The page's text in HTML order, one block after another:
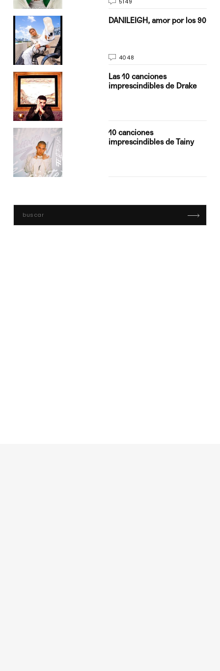
DANILEIGH, amor por los 90
4048
Las 10 canciones
imprescindibles de Drake
10 canciones
imprescindibles de Tainy